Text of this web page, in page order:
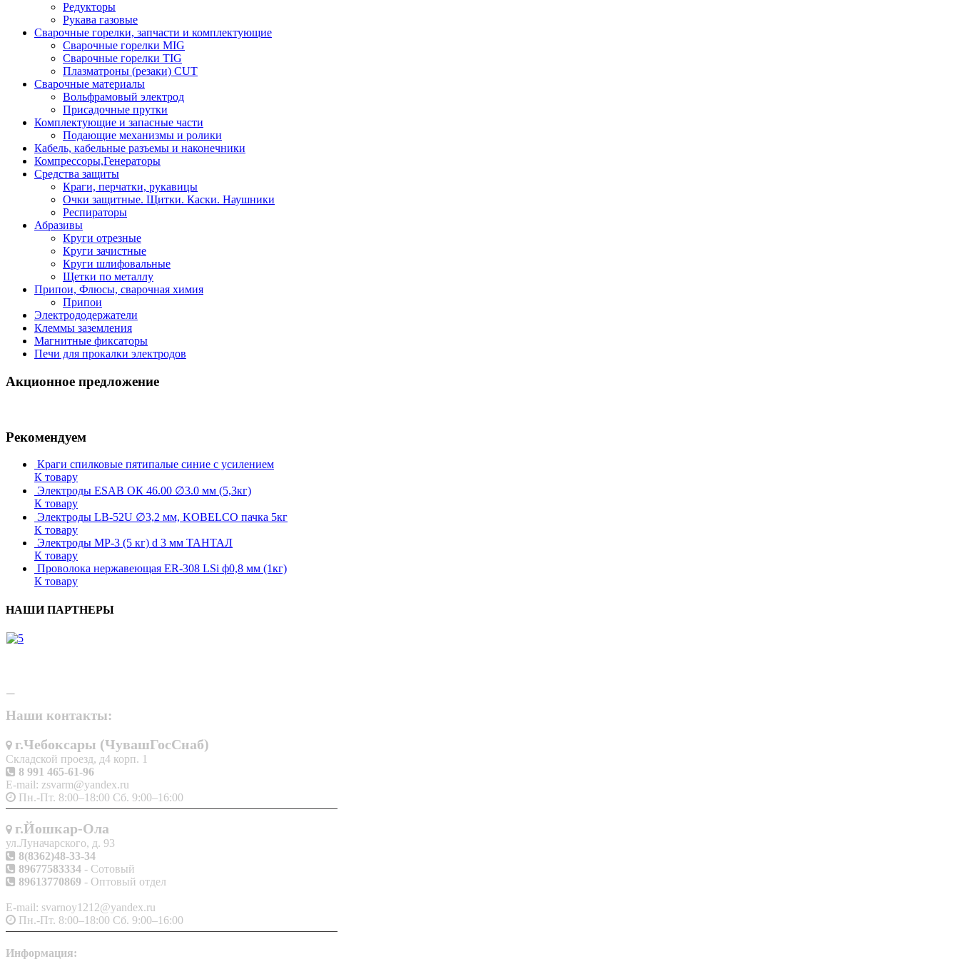
Редукторы
Рукава газовые
Сварочные горелки, запчасти и комплектующие
Сварочные горелки MIG
Сварочные горелки TIG
Плазматроны (резаки) CUT
Сварочные материалы
Вольфрамовый электрод
Присадочные прутки
Комплектующие и запасные части
Подающие механизмы и ролики
Кабель, кабельные разъемы и наконечники
Компрессоры,Генераторы
Средства защиты
Краги, перчатки, рукавицы
Очки защитные. Щитки. Каски. Наушники
Респираторы
Абразивы
Круги отрезные
Круги зачистные
Круги шлифовальные
Щетки по металлу
Припои, Флюсы, сварочная химия
Припои
Электрододержатели
Клеммы заземления
Магнитные фиксаторы
Печи для прокалки электродов
Акционное предложение
Рекомендуем
Краги спилковые пятипалые синие с усилением
К товару
Электроды ESAB ОК 46.00 ∅3.0 мм (5,3кг)
К товару
Электроды LB-52U ∅3,2 мм, KOBELCO пачка 5кг
К товару
Электроды МР-3 (5 кг) d 3 мм ТАНТАЛ
К товару
Проволока нержавеющая ER-308 LSi ф0,8 мм (1кг)
К товару
НАШИ ПАРТНЕРЫ
Наши контакты:
г.Чебоксары (ЧувашГосСнаб)
Складской проезд, д4 корп. 1
8 991 465-61-96
E-mail: zsvarm@yandex.ru
Пн.-Пт. 8:00–18:00 Сб. 9:00–16:00
г.Йошкар-Ола
ул.Луначарского, д. 93
8(8362)48-33-34
89677583334 - Сотовый
89613770869 - Оптовый отдел
E-mail: svarnoy1212@yandex.ru
Пн.-Пт. 8:00–18:00 Сб. 9:00–16:00
Информация: